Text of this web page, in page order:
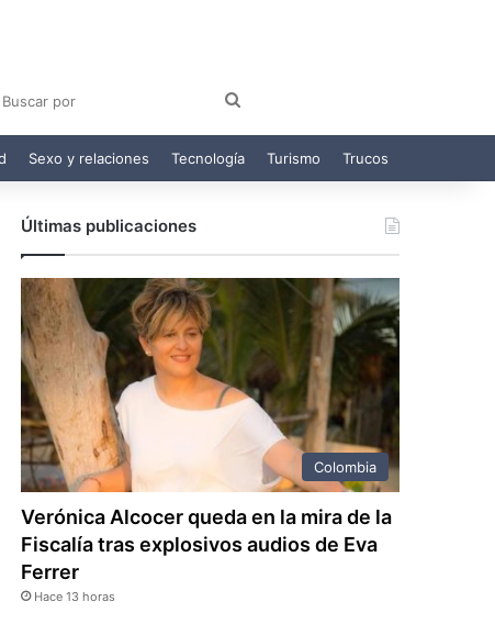
por
Sexo y relaciones Tecnología Turismo Trucos
Últimas publicaciones
Colombia
Verónica Alcocer queda en la mira de la
Fiscalía tras explosivos audios de Eva
Ferrer
Hace 13 horas